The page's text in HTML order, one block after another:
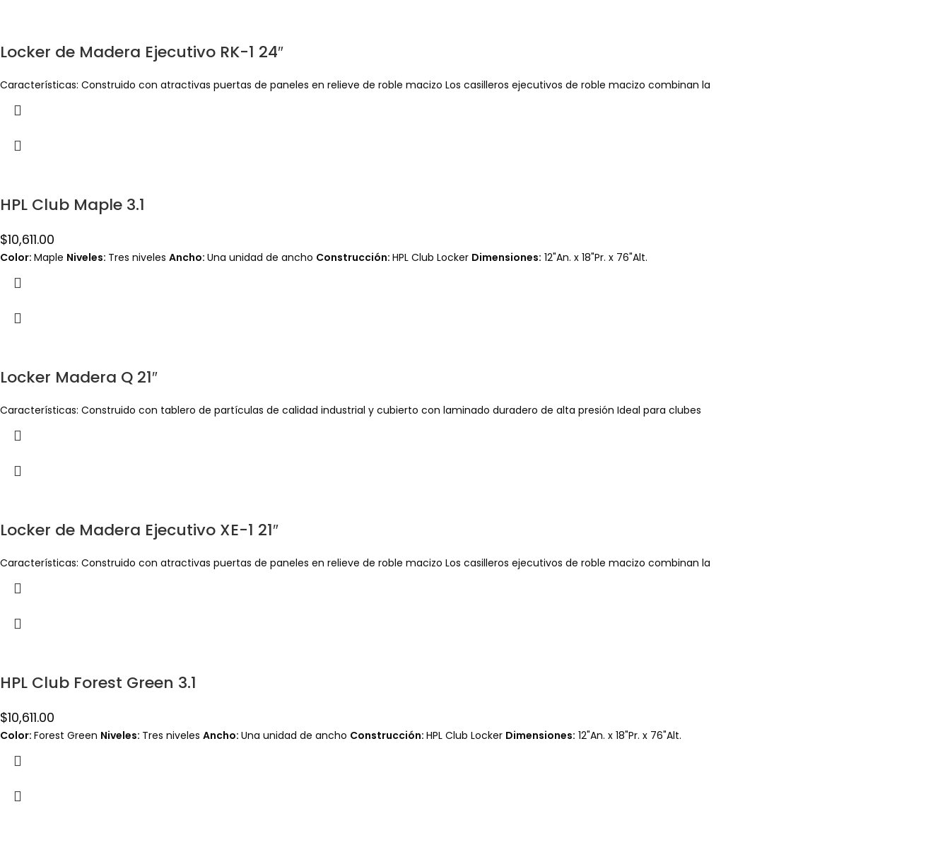
Locker de Madera Ejecutivo RK-1 24″
Características: Construido con atractivas puertas de paneles en relieve de roble macizo Los casilleros ejecutivos de roble macizo combinan la
HPL Club Maple 3.1
$10,611.00
Color: Maple Niveles: Tres niveles Ancho: Una unidad de ancho Construcción: HPL Club Locker Dimensiones: 12"An. x 18"Pr. x 76"Alt.
Locker Madera Q 21″
Características: Construido con tablero de partículas de calidad industrial y cubierto con laminado duradero de alta presión Ideal para clubes
Locker de Madera Ejecutivo XE-1 21″
Características: Construido con atractivas puertas de paneles en relieve de roble macizo Los casilleros ejecutivos de roble macizo combinan la
HPL Club Forest Green 3.1
$10,611.00
Color: Forest Green Niveles: Tres niveles Ancho: Una unidad de ancho Construcción: HPL Club Locker Dimensiones: 12"An. x 18"Pr. x 76"Alt.